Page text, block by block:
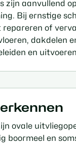
zijn aanvullend
Bij ernstige
repareren of
dakdelen
en
ovale
boormeel en